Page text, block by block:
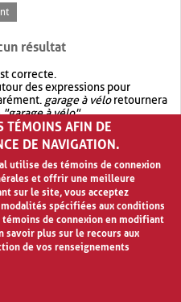
résultat
correcte.
des expressions pour
garage à véloretournera
"garage à vélo".
avec OR.garage OR vélo
quegarage à vélo
TÉMOINS AFIN DE
DE NAVIGATION.
utilise des témoins de connexion
et offrir une meilleure
sur le site, vous acceptez
spécifiées aux conditions
de connexion en modifiant
savoir plus sur le recours aux
de vos renseignements